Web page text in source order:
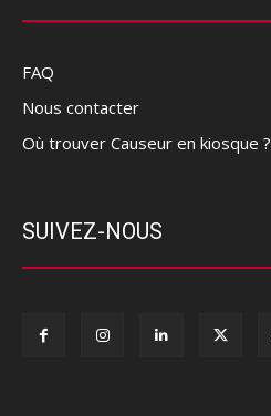
FAQ
Nous contacter
Où trouver Causeur en kiosque ?
SUIVEZ-NOUS